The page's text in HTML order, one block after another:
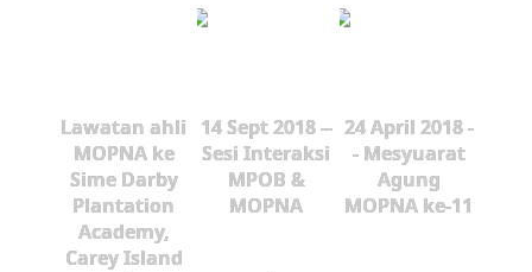
Lawatan ahli
MOPNA ke
Sime Darby
Plantation
Academy,
Carey Island
14 Sept 2018 --
Sesi Interaksi
MPOB &
MOPNA
24 April 2018 -
- Mesyuarat
Agung
MOPNA ke-11